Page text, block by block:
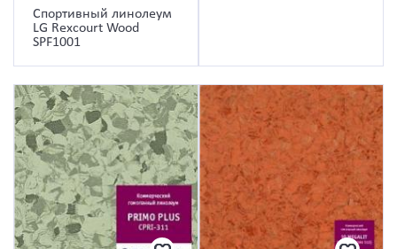
Спортивный линолеум
LG Rexcourt Wood
SPF1001